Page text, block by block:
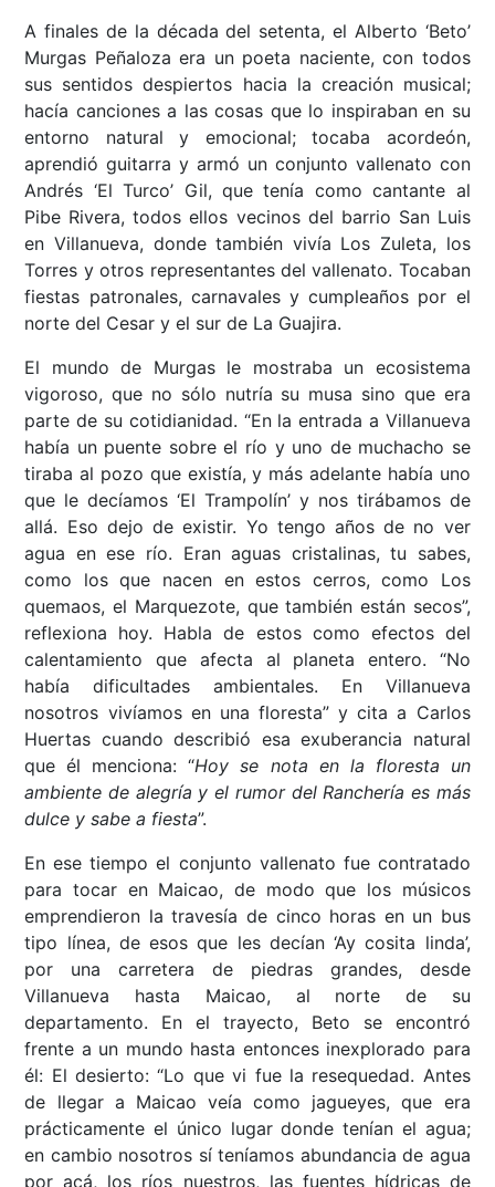
A finales de la década del setenta, el Alberto ‘Beto’
Murgas Peñaloza era un poeta naciente, con todos
sus sentidos despiertos hacia la creación musical;
hacía canciones a las cosas que lo inspiraban en su
entorno natural y emocional; tocaba acordeón,
aprendió guitarra y armó un conjunto vallenato con
Andrés ‘El Turco’ Gil, que tenía como cantante al
Pibe Rivera, todos ellos vecinos del barrio San Luis
en Villanueva, donde también vivía Los Zuleta, los
Torres y otros representantes del vallenato. Tocaban
fiestas patronales, carnavales y cumpleaños por el
norte del Cesar y el sur de La Guajira.
El mundo de Murgas le mostraba un ecosistema
vigoroso, que no sólo nutría su musa sino que era
parte de su cotidianidad. “En la entrada a Villanueva
había un puente sobre el río y uno de muchacho se
tiraba al pozo que existía, y más adelante había uno
que le decíamos ‘El Trampolín’ y nos tirábamos de
allá. Eso dejo de existir. Yo tengo años de no ver
agua en ese río. Eran aguas cristalinas, tu sabes,
como los que nacen en estos cerros, como Los
quemaos, el Marquezote, que también están secos”,
reflexiona hoy. Habla de estos como efectos del
calentamiento que afecta al planeta entero. “No
había dificultades ambientales. En Villanueva
nosotros vivíamos en una floresta” y cita a Carlos
Huertas cuando describió esa exuberancia natural
que él menciona: “Hoy se nota en la floresta un
ambiente de alegría y el rumor del Ranchería es más
dulce y sabe a fiesta”.
En ese tiempo el conjunto vallenato fue contratado
para tocar en Maicao, de modo que los músicos
emprendieron la travesía de cinco horas en un bus
tipo línea, de esos que les decían ‘Ay cosita linda’,
por una carretera de piedras grandes, desde
Villanueva hasta Maicao, al norte de su
departamento. En el trayecto, Beto se encontró
frente a un mundo hasta entonces inexplorado para
él: El desierto: “Lo que vi fue la resequedad. Antes
de llegar a Maicao veía como jagueyes, que era
prácticamente el único lugar donde tenían el agua;
en cambio nosotros sí teníamos abundancia de agua
por acá, los ríos nuestros, las fuentes hídricas de